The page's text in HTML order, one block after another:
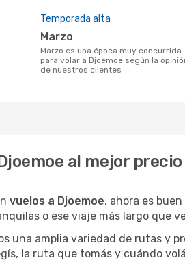
Temporada alta
marzo
marzo es una época muy concurrida
para volar a Djoemoe según la
de nuestros clientes
al mejor
vuelos a Djoemoe, ahora es
o ese viaje más largo que
una amplia variedad de rutas y
la ruta que tomás y cuándo